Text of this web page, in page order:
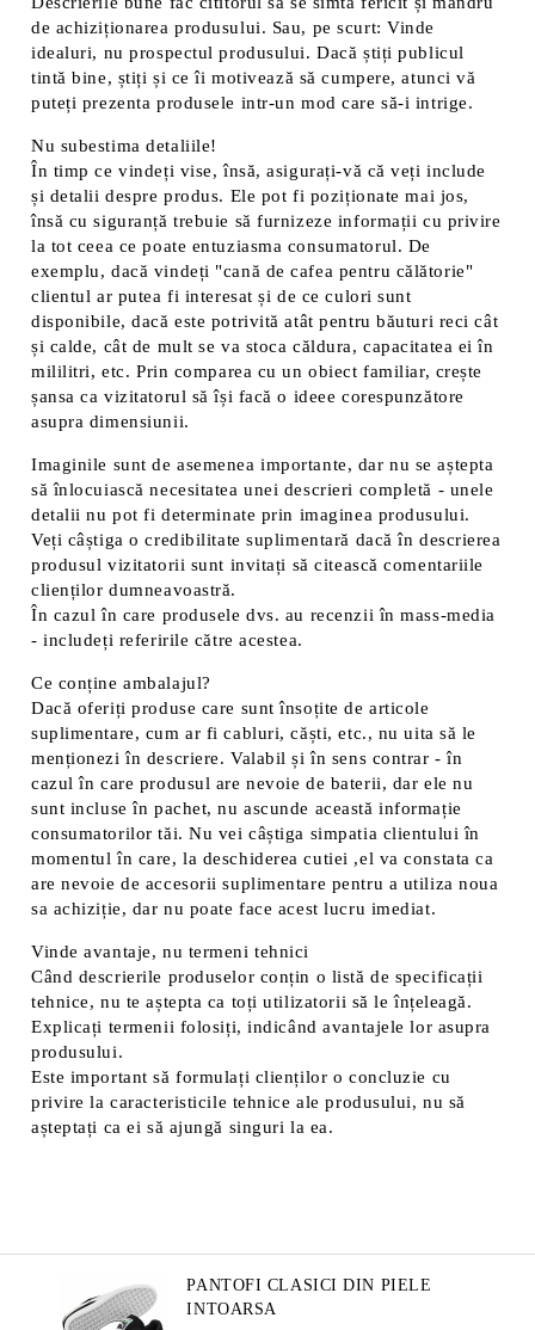
de achiziționarea produsului. Sau, pe scurt: Vinde
idealuri, nu prospectul produsului. Dacă știți publicul
tintă bine, știți și ce îi motivează să cumpere, atunci vă
puteți prezenta produsele intr-un mod care să-i intrige.
Nu subestima detaliile!
În timp ce vindeți vise, însă, asigurați-vă că veți include
și detalii despre produs. Ele pot fi poziționate mai jos,
însă cu siguranță trebuie să furnizeze informații cu privire
la tot ceea ce poate entuziasma consumatorul. De
exemplu, dacă vindeți "cană de cafea pentru călătorie"
clientul ar putea fi interesat și de ce culori sunt
disponibile, dacă este potrivită atât pentru băuturi reci cât
și calde, cât de mult se va stoca căldura, capacitatea ei în
mililitri, etc. Prin comparea cu un obiect familiar, crește
șansa ca vizitatorul să își facă o ideee corespunzătore
asupra dimensiunii.
Imaginile sunt de asemenea importante, dar nu se aștepta
să înlocuiască necesitatea unei descrieri completă - unele
detalii nu pot fi determinate prin imaginea produsului.
Veți câștiga o credibilitate suplimentară dacă în descrierea
produsul vizitatorii sunt invitați să citească comentariile
clienților dumneavoastră.
În cazul în care produsele dvs. au recenzii în mass-media
- includeți referirile către acestea.
Ce conține ambalajul?
Dacă oferiți produse care sunt însoțite de articole
suplimentare, cum ar fi cabluri, căști, etc., nu uita să le
menționezi în descriere. Valabil și în sens contrar - în
cazul în care produsul are nevoie de baterii, dar ele nu
sunt incluse în pachet, nu ascunde această informație
consumatorilor tăi. Nu vei câștiga simpatia clientului în
momentul în care, la deschiderea cutiei ,el va constata ca
are nevoie de accesorii suplimentare pentru a utiliza noua
sa achiziție, dar nu poate face acest lucru imediat.
Vinde avantaje, nu termeni tehnici
Când descrierile produselor conțin o listă de specificații
tehnice, nu te aștepta ca toți utilizatorii să le înțeleagă.
Explicați termenii folosiți, indicând avantajele lor asupra
produsului.
Este important să formulați clienților o concluzie cu
privire la caracteristicile tehnice ale produsului, nu să
așteptați ca ei să ajungă singuri la ea.
PANTOFI CLASICI DIN PIELE
INTOARSA